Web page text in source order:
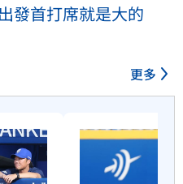
發首打席就是大的
更多